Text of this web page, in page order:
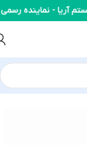
سیستم آریا -